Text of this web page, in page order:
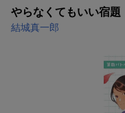
やらなくてもいい宿題
結城真一郎